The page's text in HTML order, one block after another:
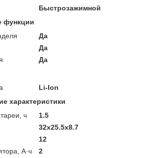
Быстрозажимной
функции
Да
Да
Да
Li-Ion
характеристики
ч
1.5
32x25.5x8.7
12
А·ч
2